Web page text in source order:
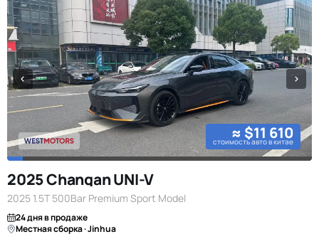
≈ $11 610
стоимость авто в китае
2025 Changan UNI-V
2025 1.5T 500Bar Premium Sport Model
24 дня в продаже
Местная сборка · Jinhua